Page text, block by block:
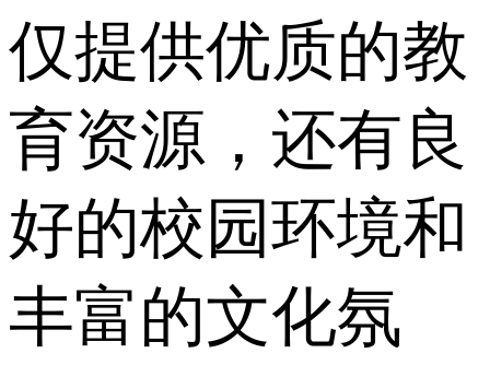
仅提供优质的教
育资源，还有良
好的校园环境和
丰富的文化氛